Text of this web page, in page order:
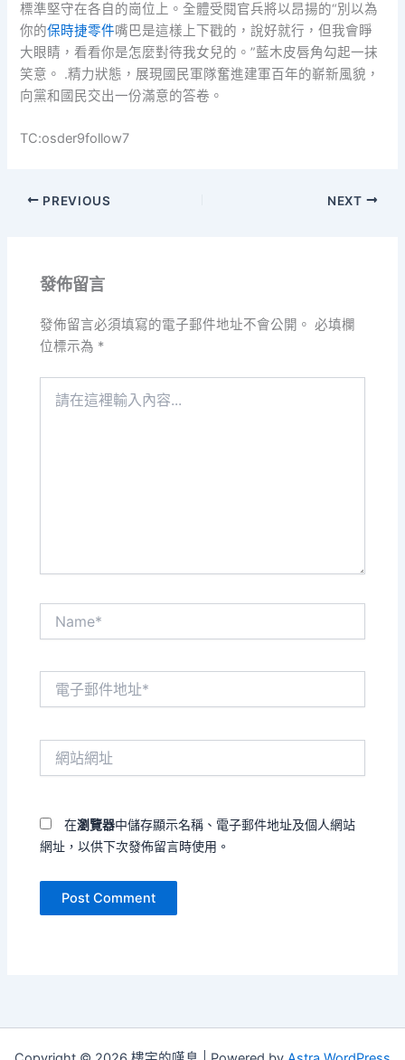
標準堅守在各自的崗位上。全體受閱官兵將以昂揚的“別以為
你的保時捷零件嘴巴是這樣上下戳的，說好就行，但我會睜
大眼睛，看看你是怎麼對待我女兒的。”藍木皮唇角勾起一抹
笑意。 .精力狀態，展現國民軍隊奮進建軍百年的嶄新風貌，
向黨和國民交出一份滿意的答卷。
TC:osder9follow7
PREVIOUS NEXT
發佈留言
發佈留言必須填寫的電子郵件地址不會公開。 必填欄
位標示為 *
在瀏覽器中儲存顯示名稱、電子郵件地址及個人網站
網址，以供下次發佈留言時使用。